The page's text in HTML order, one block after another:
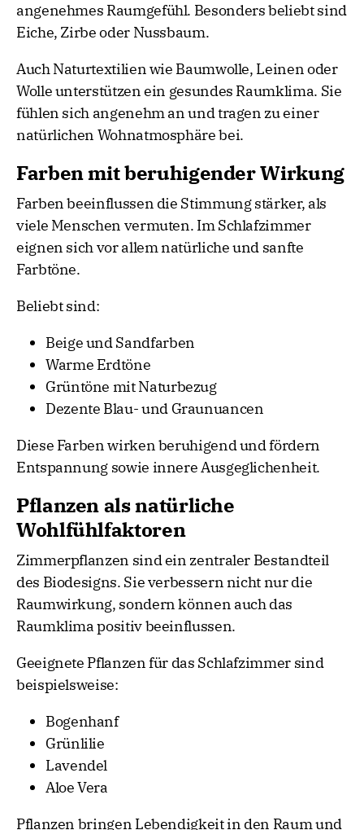
angenehmes Raumgefühl. Besonders beliebt sind
Eiche, Zirbe oder Nussbaum.
Auch Naturtextilien wie Baumwolle, Leinen oder
Wolle unterstützen ein gesundes Raumklima. Sie
fühlen sich angenehm an und tragen zu einer
natürlichen Wohnatmosphäre bei.
Farben mit beruhigender Wirkung
Farben beeinflussen die Stimmung stärker, als
viele Menschen vermuten. Im Schlafzimmer
eignen sich vor allem natürliche und sanfte
Farbtöne.
Beliebt sind:
Beige und Sandfarben
Warme Erdtöne
Grüntöne mit Naturbezug
Dezente Blau- und Graunuancen
Diese Farben wirken beruhigend und fördern
Entspannung sowie innere Ausgeglichenheit.
Pflanzen als natürliche
Wohlfühlfaktoren
Zimmerpflanzen sind ein zentraler Bestandteil
des Biodesigns. Sie verbessern nicht nur die
Raumwirkung, sondern können auch das
Raumklima positiv beeinflussen.
Geeignete Pflanzen für das Schlafzimmer sind
beispielsweise:
Bogenhanf
Grünlilie
Lavendel
Aloe Vera
Pflanzen bringen Lebendigkeit in den Raum und